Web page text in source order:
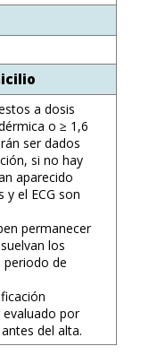
a dosis
o ≥ 1,6
ser dados
si no hay
aparecido
el ECG son
permanecer
los
periodo de
por
del alta.